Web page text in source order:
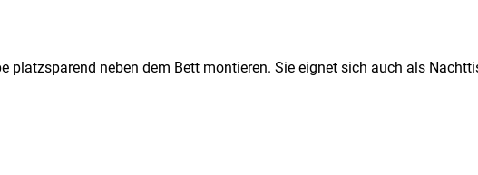
neben dem Bett montieren. Sie eignet sich auch als